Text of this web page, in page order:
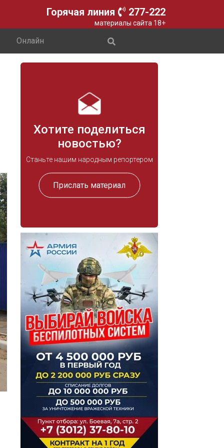
Горячая линия 277-222
материалы сайта 18+
Онлайн
Хотите поделиться
новостью?
Станьте нашим народным репортером
Прислать материал